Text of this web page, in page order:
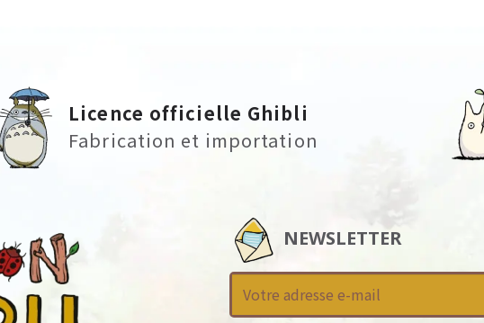
Licence officielle Ghibli
Fabrication et importation
NEWSLETTER